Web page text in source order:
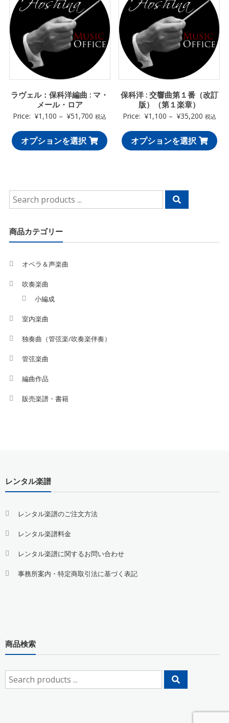
ラヴェル：保科洋編曲 : マ・
メール・ロア
Price: ¥1,100 – ¥51,700 税込
オプションを選択
保科洋 : 交響曲第１番（改訂
版）（第１楽章）
Price: ¥1,100 – ¥35,200 税込
オプションを選択
Search
for:
商品カテゴリー
オペラ＆声楽曲
吹奏楽曲
小編成
室内楽曲
独奏曲（管弦楽/吹奏楽伴奏）
管弦楽曲
編曲作品
販売楽譜・書籍
レンタル楽譜
レンタル楽譜のご注文方法
レンタル楽譜料金
レンタル楽譜に関するお問い合わせ
事務所案内・特定商取引法に基づく表記
商品検索
Search
for: